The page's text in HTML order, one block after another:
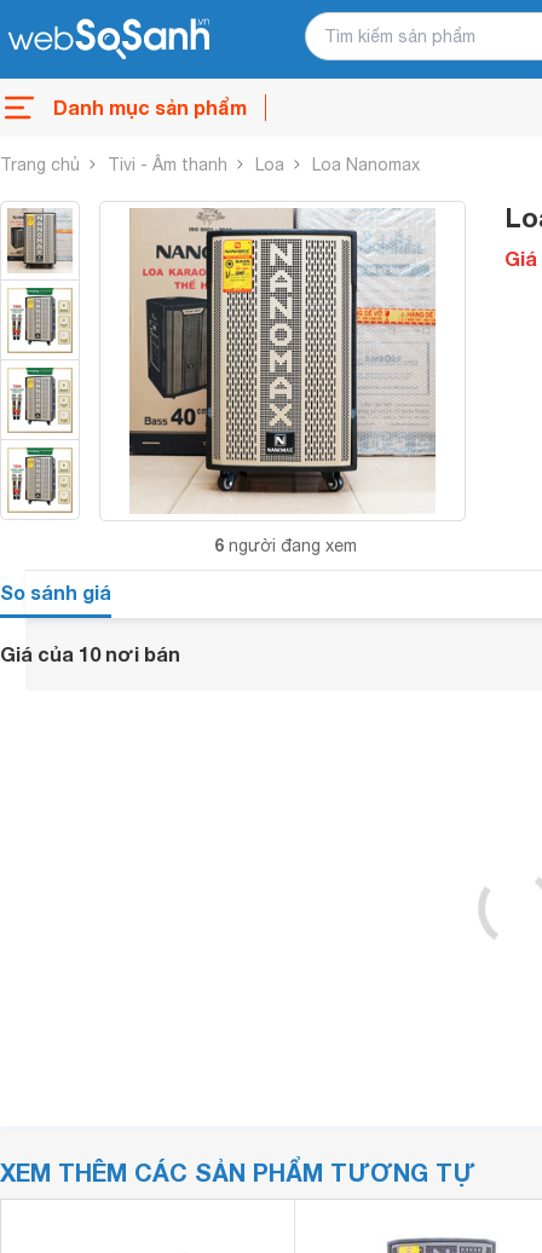
Danh mục sản phẩm
Trang chủ Tivi - Âm thanh Loa Loa Nanomax
6 người đang xem
Giá
So sánh giá
Giá của 10 nơi bán
XEM THÊM CÁC SẢN PHẨM TƯƠNG TỰ